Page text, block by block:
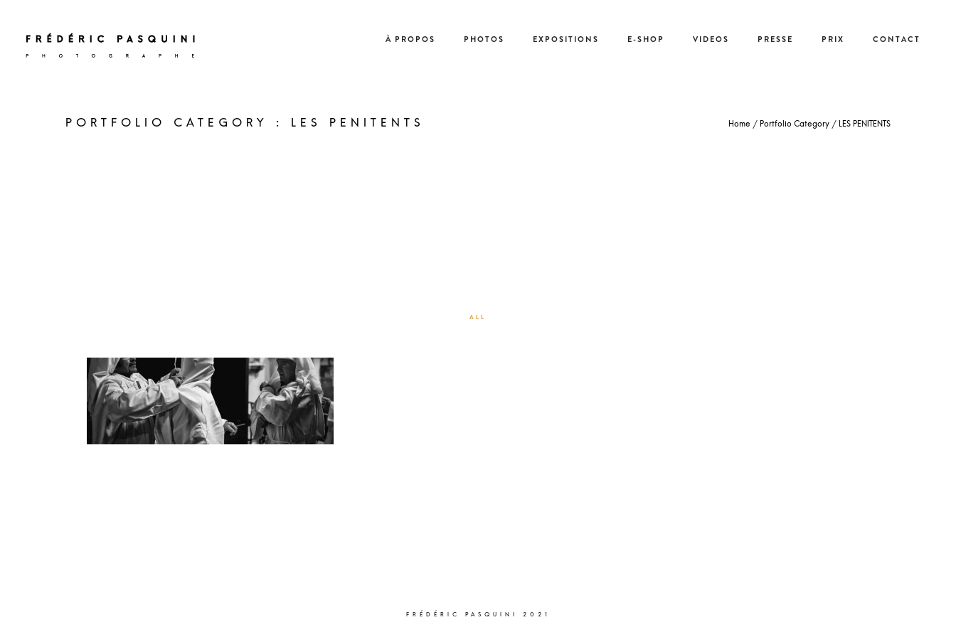
À PROPOS PHOTOS EXPOSITIONS E-SHOP VIDEOS PRESSE PRIX CONTACT
LES PÉNITENTS